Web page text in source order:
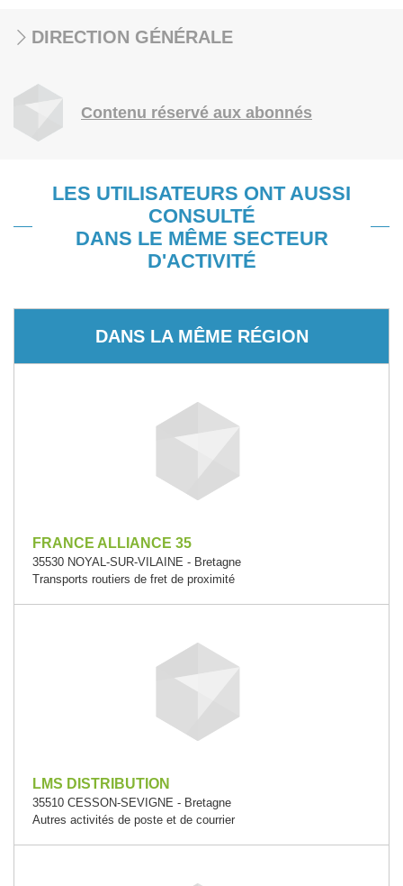
DIRECTION GÉNÉRALE
Contenu réservé aux abonnés
LES UTILISATEURS ONT AUSSI
CONSULTÉ
DANS LE MÊME SECTEUR
D'ACTIVITÉ
DANS LA MÊME RÉGION
FRANCE ALLIANCE 35
35530 NOYAL-SUR-VILAINE - Bretagne
Transports routiers de fret de proximité
LMS DISTRIBUTION
35510 CESSON-SEVIGNE - Bretagne
Autres activités de poste et de courrier